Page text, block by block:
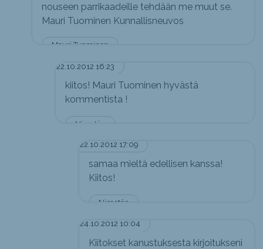
Mauri Tuominen
nouseen parrikaadeille tehdään me muut se.
Mauri Tuominen Kunnallisneuvos
22.10.2012 16:23
Nimetön
kiitos! Mauri Tuominen hyvästä
kommentista !
22.10.2012 17:09
Nimetön
samaa mieltä edellisen kanssa!
Kiitos!
24.10.2012 10:04
Kiitokset kanustuksesta kirjoitukseni